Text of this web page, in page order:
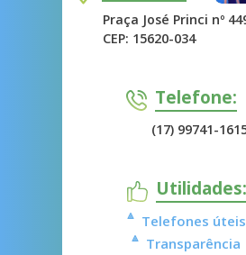
Praça José Princi nº
CEP: 15620-034
Telefone:
(17) 99741-
Utilidades:
Telefones úteis
Transparência